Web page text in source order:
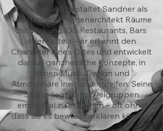
Parallel dazu gestaltet Sandner als
künstlerischer Innenarchitekt Räume
mit Wirkung. Ob Restaurants, Bars
oder Hotels – er erkennt den
Charakter eines Ortes und entwickelt
daraus ganzheitliche Konzepte, in
denen Musik, Design und
Atmosphäre ineinandergreifen.Seine
Stärke liegt darin, Zielgruppen
emotional zu erreichen – oft ohne,
dass sie es bewusst erklären können.